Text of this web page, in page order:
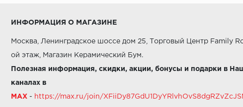
ИНФОРМАЦИЯ О МАГАЗИНЕ
Москва, Ленинградское шоссе дом 25, Торговый Центр Family
ой этаж, Магазин Керамический Бум.
Полезная информация, скидки, акции, бонусы и подарки в
каналах в
MAX - https://max.ru/join/